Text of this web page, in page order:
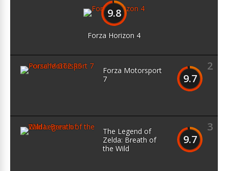
9.8
Forza Horizon 4
2
9.7
Forza Motorsport
7
3
9.7
The Legend of
Zelda: Breath of
the Wild